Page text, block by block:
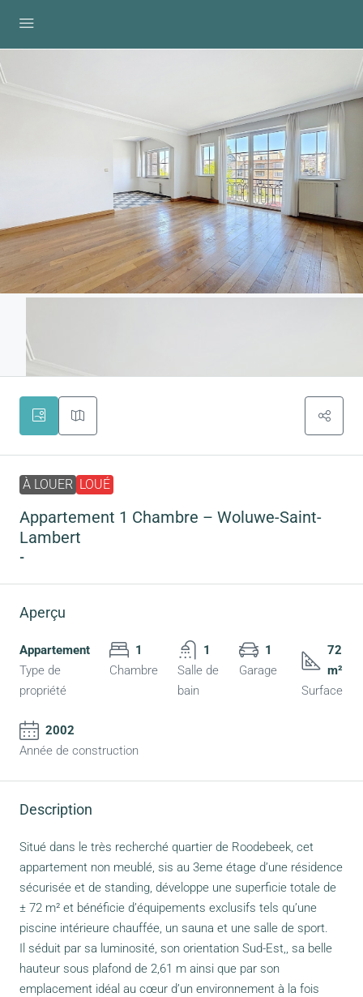
À LOUER LOUÉ
Appartement 1 Chambre – Woluwe-Saint-
Lambert
-
Aperçu
Appartement
Type de
propriété
1
Chambre
1
Salle de
bain
1
Garage
72
m²
Surface
2002
Année de construction
Description
Situé dans le très recherché quartier de Roodebeek, cet
appartement non meublé, sis au 3eme étage d’une résidence
sécurisée et de standing, développe une superficie totale de
± 72 m² et bénéficie d’équipements exclusifs tels qu’une
piscine intérieure chauffée, un sauna et une salle de sport.
Il séduit par sa luminosité, son orientation Sud-Est,, sa belle
hauteur sous plafond de 2,61 m ainsi que par son
emplacement idéal au cœur d’un environnement à la fois